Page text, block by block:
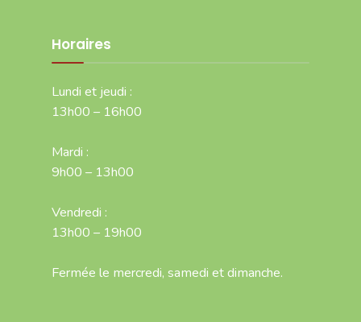
Horaires
Lundi et jeudi :
13h00 – 16h00
Mardi :
9h00 – 13h00
Vendredi :
13h00 – 19h00
Fermée le mercredi, samedi et dimanche.